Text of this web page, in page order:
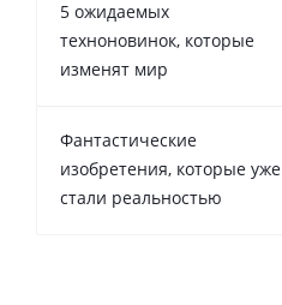
5 ожидаемых
техноновинок, которые
изменят мир
Фантастические
изобретения, которые уже
стали реальностью